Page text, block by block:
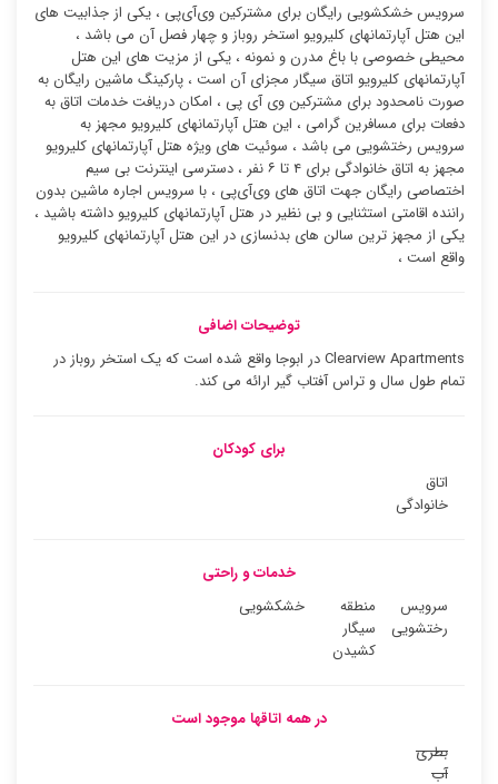
سرویس خشکشویی رایگان برای مشترکین وی‌آی‌پی ، یکی از جذابیت های
این هتل آپارتمانهای کلیرویو استخر روباز و چهار فصل آن می باشد ،
محیطی خصوصی با باغ مدرن و نمونه ، یکی از مزیت های این هتل
آپارتمانهای کلیرویو اتاق سیگار مجزای آن است ، پارکینگ ماشین رایگان به
صورت نامحدود برای مشترکین وی آی پی ، امکان دریافت خدمات اتاق به
دفعات برای مسافرین گرامی ، این هتل آپارتمانهای کلیرویو مجهز به
سرویس رختشویی می باشد ، سوئیت ‌های ویژه هتل آپارتمانهای کلیرویو
مجهز به اتاق خانوادگی برای ۴ تا ۶ نفر ، دسترسی اینترنت بی سیم
اختصاصی رایگان جهت اتاق های وی‌آی‌پی ، با سرویس اجاره ماشین بدون
راننده اقامتی استثنایی و بی نظیر در هتل آپارتمانهای کلیرویو داشته باشید ،
یکی از مجهز ترین سالن های بدنسازی در این هتل آپارتمانهای کلیرویو
واقع است ،
توضیحات اضافی
Clearview Apartments در ابوجا واقع شده است که یک استخر روباز در
تمام طول سال و تراس آفتاب گیر ارائه می کند.
برای کودکان
اتاق
خانوادگی
خدمات و راحتی
سرویس
رختشویی
منطقه
سیگار
کشیدن
خشکشویی
در همه اتاقها موجود است
بطری
آب